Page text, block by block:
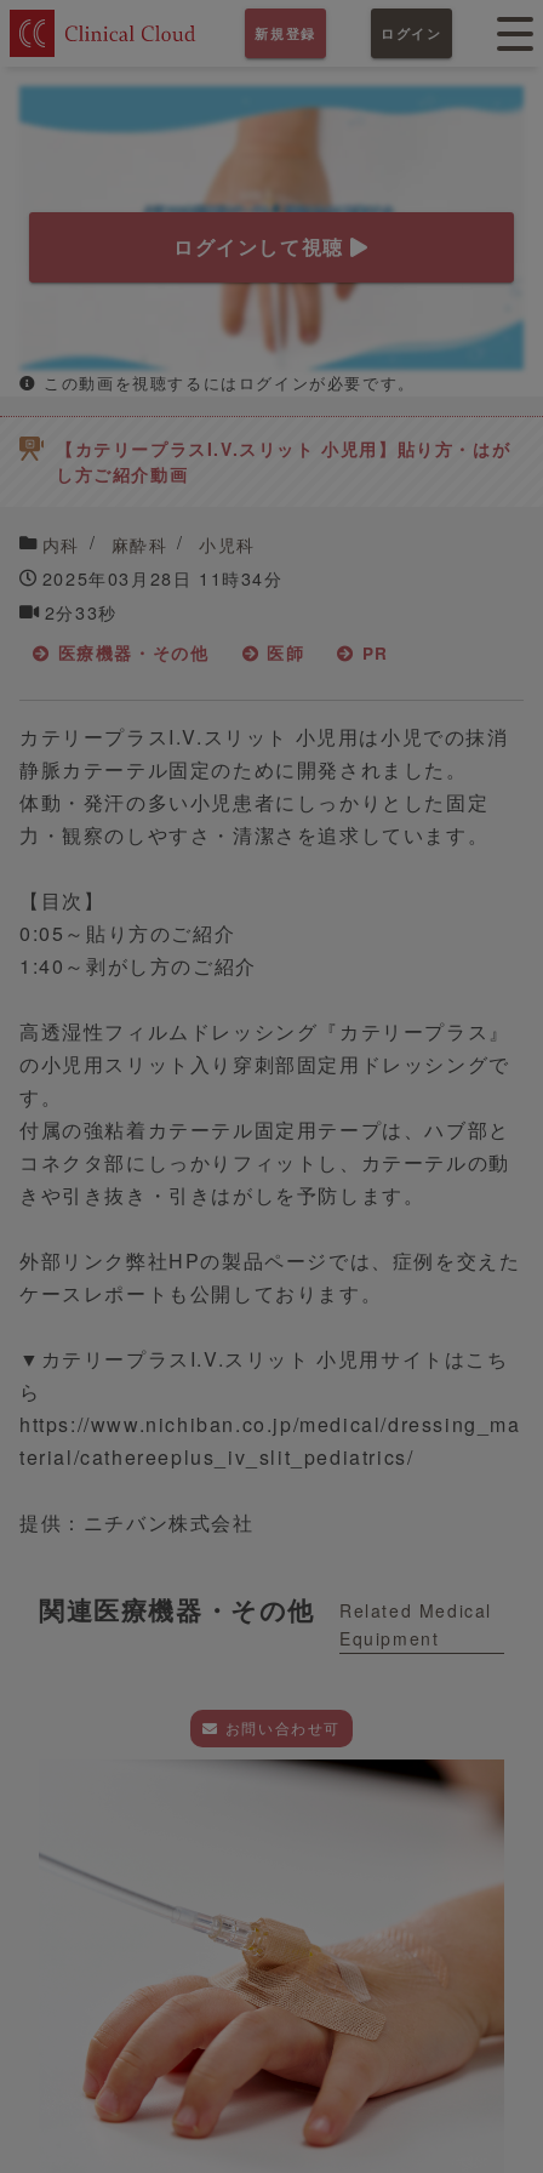
新規登録 ログイン
ログインして視聴
この動画を視聴するにはログインが必要です。
【カテリープラスI.V.スリット 小児用】貼り方・はが
し方ご紹介動画
内科 麻酔科
小児科
2025年03月28日 11時34分
2分33秒
医療機器・その他 医師 PR
カテリープラスI.V.スリット 小児用は小児での抹消
静脈カテーテル固定のために開発されました。
体動・発汗の多い小児患者にしっかりとした固定
力・観察のしやすさ・清潔さを追求しています。
【目次】
0:05～貼り方のご紹介
1:40～剥がし方のご紹介
高透湿性フィルムドレッシング『カテリープラス』
の小児用スリット入り穿刺部固定用ドレッシングで
す。
付属の強粘着カテーテル固定用テープは、ハブ部と
コネクタ部にしっかりフィットし、カテーテルの動
きや引き抜き・引きはがしを予防します。
外部リンク弊社HPの製品ページでは、症例を交えた
ケースレポートも公開しております。
▼カテリープラスI.V.スリット 小児用サイトはこち
ら
https://www.nichiban.co.jp/medical/dressing_ma
terial/cathereeplus_iv_slit_pediatrics/
提供：ニチバン株式会社
関連医療機器・その他
Related Medical
Equipment
お問い合わせ可